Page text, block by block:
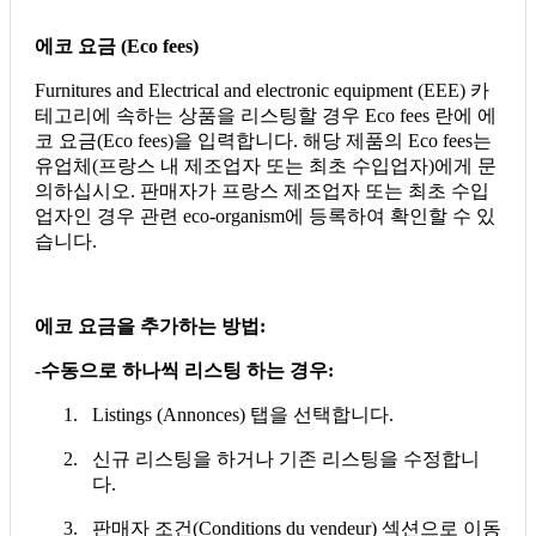
에코 요금 (Eco fees)
Furnitures and Electrical and electronic equipment (EEE) 카
테고리에 속하는 상품을 리스팅할 경우 Eco fees 란에 에
코 요금(Eco fees)을 입력합니다. 해당 제품의 Eco fees는
유업체(프랑스 내 제조업자 또는 최초 수입업자)에게 문
의하십시오. 판매자가 프랑스 제조업자 또는 최초 수입
업자인 경우 관련 eco-organism에 등록하여 확인할 수 있
습니다.
에코 요금을 추가하는 방법 :
-수동으로 하나씩 리스팅 하는 경우:
1. Listings (Annonces) 탭을 선택합니다.
2. 신규 리스팅을 하거나 기존 리스팅을 수정합니
다.
3. 판매자 조건(Conditions du vendeur) 섹션으로 이동